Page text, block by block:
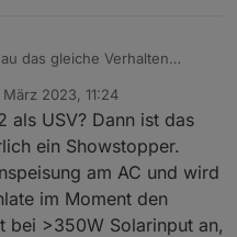
das gleiche Verhalten
spaß auch wieder
Delta 2 durch nen Shelly
Zeug bleibt dann
funktioniert das
leider überhaupt nicht. :(
2023, 11:24
als USV? Dann ist das
ein Showstopper.
am AC und wird
im Moment den
bei >350W Solarinput an,